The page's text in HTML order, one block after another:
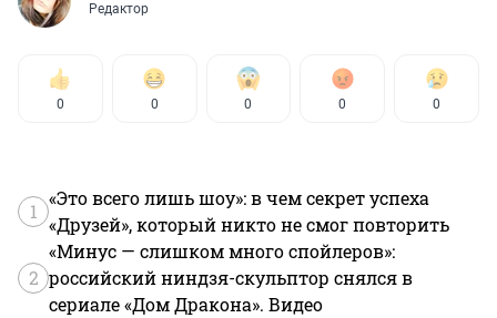
Редактор
0 0 0 0 0
1
«Это всего лишь шоу»: в чем секрет успеха
«Друзей», который никто не смог повторить
2
«Минус — слишком много спойлеров»:
российский ниндзя-скульптор снялся в
сериале «Дом Дракона». Видео